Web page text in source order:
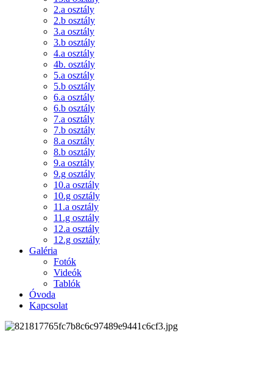
2.a osztály
2.b osztály
3.a osztály
3.b osztály
4.a osztály
4b. osztály
5.a osztály
5.b osztály
6.a osztály
6.b osztály
7.a osztály
7.b osztály
8.a osztály
8.b osztály
9.a osztály
9.g osztály
10.a osztály
10.g osztály
11.a osztály
11.g osztály
12.a osztály
12.g osztály
Galéria
Fotók
Videók
Tablók
Óvoda
Kapcsolat